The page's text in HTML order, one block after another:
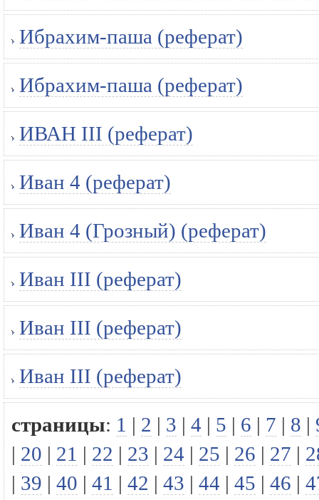
Ибрахим-паша (реферат)
Ибрахим-паша (реферат)
ИВАН III (реферат)
Иван 4 (реферат)
Иван 4 (Грозный) (реферат)
Иван III (реферат)
Иван III (реферат)
Иван III (реферат)
страницы: 1 | 2 | 3 | 4 | 5 | 6 | 7 | 8 |
| 20 | 21 | 22 | 23 | 24 | 25 | 26 | 27 |
| 39 | 40 | 41 | 42 | 43 | 44 | 45 | 46 |